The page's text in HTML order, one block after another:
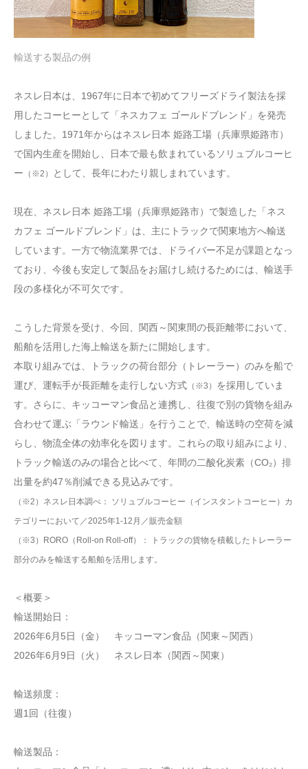
輸送する製品の例
ネスレ日本は、1967年に日本で初めてフリーズドライ製法を採
用したコーヒーとして「ネスカフェ ゴールドブレンド」を発売
しました。1971年からはネスレ日本 姫路工場（兵庫県姫路市）
で国内生産を開始し、日本で最も飲まれているソリュブルコーヒ
ー （※2） として、長年にわたり親しまれています。
現在、ネスレ日本 姫路工場（兵庫県姫路市）で製造した「ネス
カフェ ゴールドブレンド」は、主にトラックで関東地方へ輸送
しています。一方で物流業界では、ドライバー不足が課題となっ
ており、今後も安定して製品をお届けし続けるためには、輸送手
段の多様化が不可欠です。
こうした背景を受け、今回、関西～関東間の長距離帯において、
船舶を活用した海上輸送を新たに開始します。
本取り組みでは、トラックの荷台部分（トレーラー）のみを船で
運び、運転手が長距離を走行しない方式 （※3） を採用していま
す。さらに、キッコーマン食品と連携し、往復で別の貨物を組み
合わせて運ぶ「ラウンド輸送」を行うことで、輸送時の空荷を減
らし、物流全体の効率化を図ります。これらの取り組みにより、
トラック輸送のみの場合と比べて、年間の二酸化炭素（CO₂）排
出量を約47％削減できる見込みです。
（※2）ネスレ日本調べ： ソリュブルコーヒー（インスタントコーヒー）カ
テゴリーにおいて／2025年1-12月／販売金額
（※3）RORO（Roll-on Roll-off）： トラックの貨物を積載したトレーラー
部分のみを輸送する船舶を活用します。
＜概要＞
輸送開始日：
2026年6月5日（金） キッコーマン食品（関東～関西）
2026年6月9日（火） ネスレ日本（関西～関東）
輸送頻度：
週1回（往復）
輸送製品：